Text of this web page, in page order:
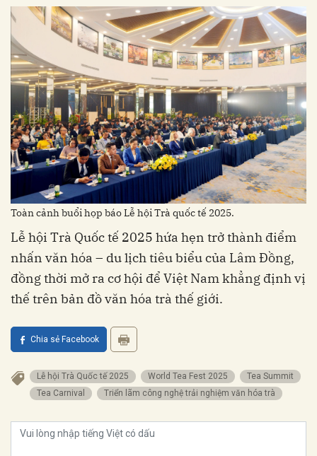
Toàn cảnh buổi họp báo Lễ hội Trà quốc tế 2025.
Lễ hội Trà Quốc tế 2025 hứa hẹn trở thành điểm
nhấn văn hóa – du lịch tiêu biểu của Lâm Đồng,
đồng thời mở ra cơ hội để Việt Nam khẳng định vị
thế trên bản đồ văn hóa trà thế giới.
Chia sẻ Facebook
Lễ hội Trà Quốc tế 2025 World Tea Fest 2025
Tea Summit
Tea Carnival
Triển lãm công nghệ trải nghiệm văn hóa trà